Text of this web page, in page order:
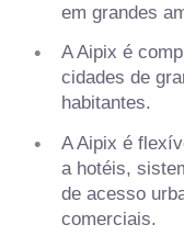
em grandes
A Aipix é
cidades de
habitantes.
A Aipix é
a hotéis,
de acesso
comerciais.